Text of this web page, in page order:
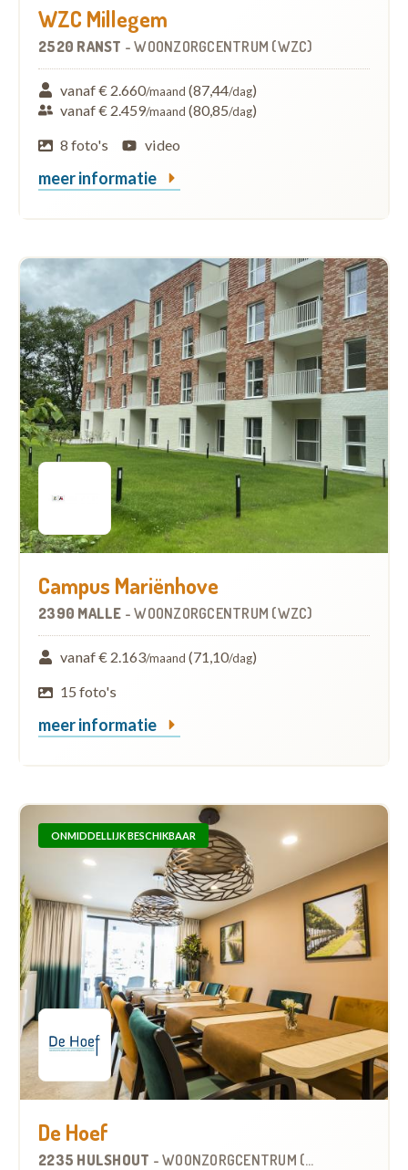
WZC Millegem
2520 RANST -WOONZORGCENTRUM (WZC)
vanaf € 2.660/maand (87,44/dag)
vanaf € 2.459/maand (80,85/dag)
8 foto's
video
meer informatie
Campus Mariënhove
2390 MALLE -WOONZORGCENTRUM (WZC)
vanaf € 2.163/maand (71,10/dag)
15 foto's
meer informatie
ONMIDDELLIJK BESCHIKBAAR
De Hoef
2235 HULSHOUT - WOONZORGCENTRUM (WZC)